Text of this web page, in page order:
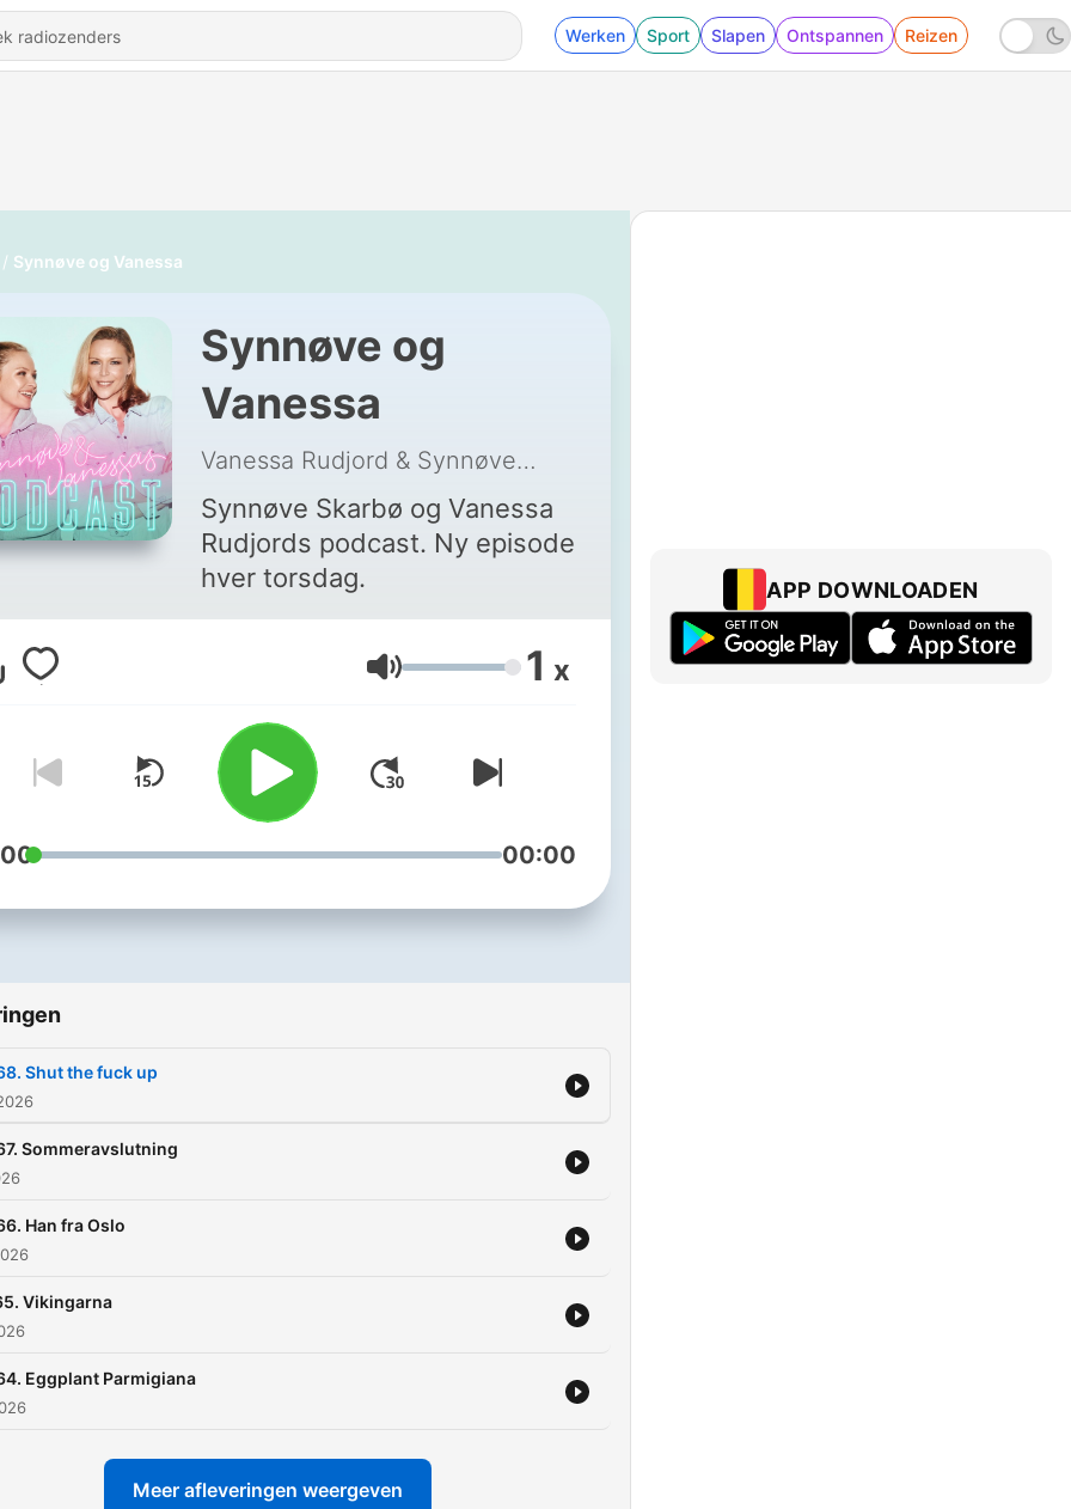
Werken Sport Slapen Ontspannen Reizen
Synnøve og Vanessa
Synnøve og
Vanessa
Vanessa Rudjord & Synnøve Skarbø
Synnøve Skarbø og Vanessa
Rudjords podcast. Ny episode
hver torsdag.
Volume 1 x
00:00
Shut the fuck up
Sommeravslutning
Han fra Oslo
Vikingarna
Eggplant Parmigiana
Meer afleveringen weergeven
APP DOWNLOADEN